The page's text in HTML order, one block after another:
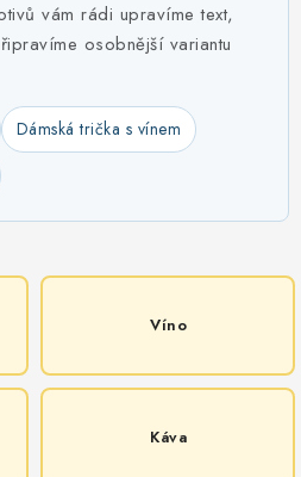
údajů
vám rádi upravíme text,
osobnější variantu
Dámská trička s vínem
Víno
Káva